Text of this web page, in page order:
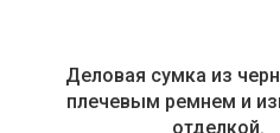
Деловая сумка из
плечевым ремнем и
отделкой.